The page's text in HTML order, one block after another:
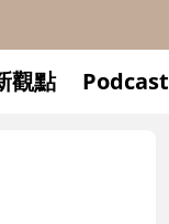
觀點 Podcast